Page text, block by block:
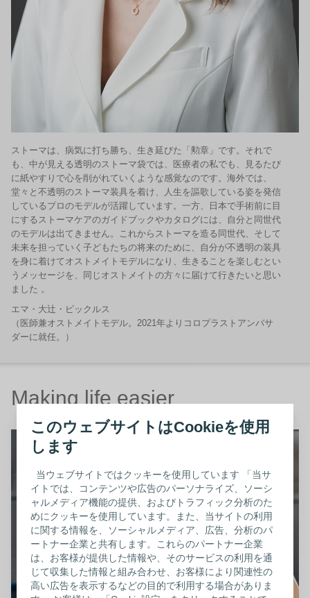
このウェブサイトはCookieを使用
します
当ウェブサイトではクッキーを使用しています 「当サ
イトでは、コンテンツや広告のパーソナライズ、ソーシ
ャルメディア機能の提供、およびトラフィック分析のた
めにクッキーを使用しています。また、当サイトの利用
に関する情報を、ソーシャルメディア、広告、分析のパ
ートナー企業と共有します。これらのパートナー企業
は、お客様が提供した情報や、そのサービスの利用を通
じて収集した情報と組み合わせ、お客様により関連性の
高い広告を表示するなどの目的で利用する場合がありま
ストーマは、病気に打ち勝ち、生き延びた「勲章」です。それで
も、中が見える透明のストーマ袋では、医療者の私でも、見るたび
に紙やすりで心を削がれていくような感覚なのです。海外では、
堂々と不透明のストーマ装具を着け、人生を謳歌している姿を発信
しているプロのモデルが活躍しています。一方、日本で手術前に目
にするストーマケアのガイドブックやカタログには、自分と同世代
のモデルは出てきません。これからストーマを造る同世代、そして
未来を担っていく子どもたちの将来のために、自分が不透明の装具
を身に着けてオストメイトモデルになり、生きることを楽しむとい
うメッセージを、同じオストメイトの方々に届けて行きたいと思い
ました 。
エマ・大辻・ピックルス
（医師兼オストメイトモデル。2021年よりコロプラストアンバサ
ダーに就任。）
Making life easier_